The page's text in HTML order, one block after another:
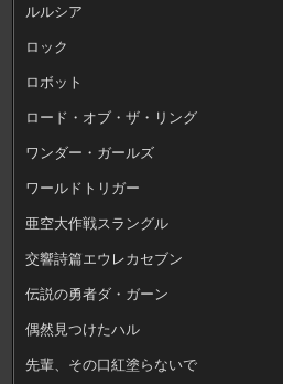
ルルシア
ロック
ロボット
ロード・オブ・ザ・リング
ワンダー・ガールズ
ワールドトリガー
亜空大作戦スラングル
交響詩篇エウレカセブン
伝説の勇者ダ・ガーン
偶然見つけたハル
先輩、その口紅塗らないで